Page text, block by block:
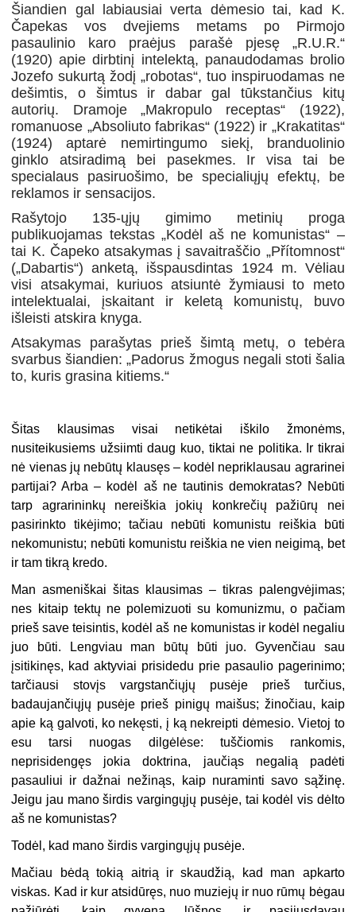
Šiandien gal labiausiai verta dėmesio tai, kad K.
Čapekas vos dvejiems metams po Pirmojo
pasaulinio karo praėjus parašė pjesę „R.U.R.“
(1920) apie dirbtinį intelektą, panaudodamas brolio
Jozefo sukurtą žodį „robotas“, tuo inspiruodamas ne
dešimtis, o šimtus ir dabar gal tūkstančius kitų
autorių. Dramoje „Makropulo receptas“ (1922),
romanuose „Absoliuto fabrikas“ (1922) ir „Krakatitas“
(1924) aptarė nemirtingumo siekį, branduolinio
ginklo atsiradimą bei pasekmes. Ir visa tai be
specialaus pasiruošimo, be specialiųjų efektų, be
reklamos ir sensacijos.
Rašytojo 135-ųjų gimimo metinių proga
publikuojamas tekstas „Kodėl aš ne komunistas“ –
tai K. Čapeko atsakymas į savaitraščio „Přítomnost“
(„Dabartis“) anketą, išspausdintas 1924 m. Vėliau
visi atsakymai, kuriuos atsiuntė žymiausi to meto
intelektualai, įskaitant ir keletą komunistų, buvo
išleisti atskira knyga.
Atsakymas parašytas prieš šimtą metų, o tebėra
svarbus šiandien: „Padorus žmogus negali stoti šalia
to, kuris grasina kitiems.“
Šitas klausimas visai netikėtai iškilo žmonėms,
nusiteikusiems užsiimti daug kuo, tiktai ne politika. Ir tikrai
nė vienas jų nebūtų klausęs – kodėl nepriklausau agrarinei
partijai? Arba – kodėl aš ne tautinis demokratas? Nebūti
tarp agrarininkų nereiškia jokių konkrečių pažiūrų nei
pasirinkto tikėjimo; tačiau nebūti komunistu reiškia būti
nekomunistu; nebūti komunistu reiškia ne vien neigimą, bet
ir tam tikrą kredo.
Man asmeniškai šitas klausimas – tikras palengvėjimas;
nes kitaip tektų ne polemizuoti su komunizmu, o pačiam
prieš save teisintis, kodėl aš ne komunistas ir kodėl negaliu
juo būti. Lengviau man būtų būti juo. Gyvenčiau sau
įsitikinęs, kad aktyviai prisidedu prie pasaulio pagerinimo;
tarčiausi stovįs vargstančiųjų pusėje prieš turčius,
badaujančiųjų pusėje prieš pinigų maišus; žinočiau, kaip
apie ką galvoti, ko nekęsti, į ką nekreipti dėmesio. Vietoj to
esu tarsi nuogas dilgėlėse: tuščiomis rankomis,
neprisidengęs jokia doktrina, jaučiąs negalią padėti
pasauliui ir dažnai nežinąs, kaip nuraminti savo sąžinę.
Jeigu jau mano širdis vargingųjų pusėje, tai kodėl vis dėlto
aš ne komunistas?
Todėl, kad mano širdis vargingųjų pusėje.
Mačiau bėdą tokią aitrią ir skaudžią, kad man apkarto
viskas. Kad ir kur atsidūręs, nuo muziejų ir nuo rūmų bėgau